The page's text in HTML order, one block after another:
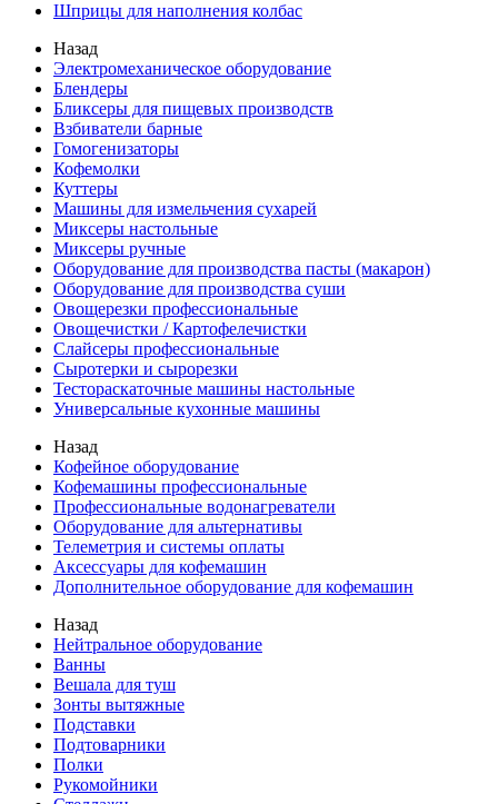
Шприцы для наполнения колбас
Назад
Электромеханическое оборудование
Блендеры
Бликсеры для пищевых производств
Взбиватели барные
Гомогенизаторы
Кофемолки
Куттеры
Машины для измельчения сухарей
Миксеры настольные
Миксеры ручные
Оборудование для производства пасты (макарон)
Оборудование для производства суши
Овощерезки профессиональные
Овощечистки / Картофелечистки
Слайсеры профессиональные
Сыротерки и сырорезки
Тестораскаточные машины настольные
Универсальные кухонные машины
Назад
Кофейное оборудование
Кофемашины профессиональные
Профессиональные водонагреватели
Оборудование для альтернативы
Телеметрия и системы оплаты
Аксессуары для кофемашин
Дополнительное оборудование для кофемашин
Назад
Нейтральное оборудование
Ванны
Вешала для туш
Зонты вытяжные
Подставки
Подтоварники
Полки
Рукомойники